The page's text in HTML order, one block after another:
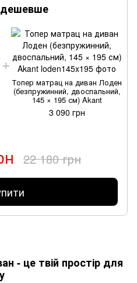
Топер матрац на диван Лоден
(безпружинний, двоспальний,
145 × 195 см) Akant
3 090 грн
22 180 грн
- це твій простір для